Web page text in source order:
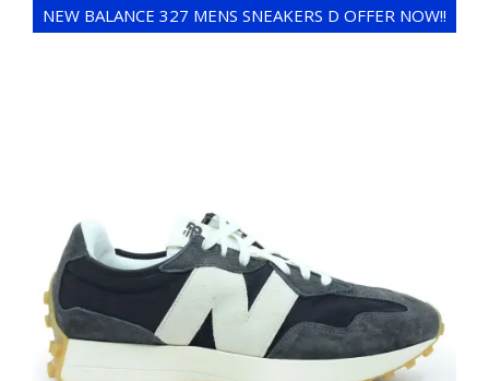
NEW BALANCE 327 MENS SNEAKERS D OFFER NOW!!